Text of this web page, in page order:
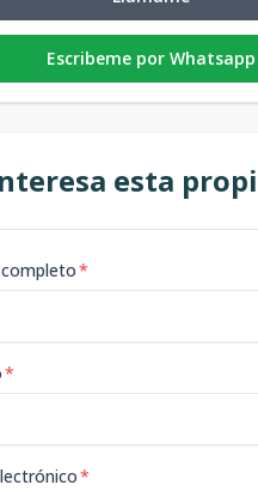
Escribeme por Whatsapp
esta
*
*
*